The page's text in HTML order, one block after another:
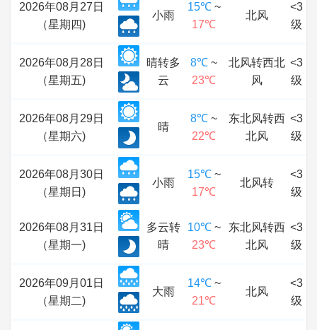
2026年08月27日
（星期四)
小雨
15℃~
17℃
北风
<3
级
2026年08月28日
（星期五)
晴转多
云
8℃ ~
23℃
北风转西北
风
<3
级
2026年08月29日
（星期六)
晴
8℃ ~
22℃
东北风转西
北风
<3
级
2026年08月30日
（星期日)
小雨
15℃~
17℃
北风转
<3
级
2026年08月31日
（星期一)
多云转
晴
10℃~
23℃
东北风转西
北风
<3
级
2026年09月01日
（星期二)
大雨
14℃~
21℃
北风
<3
级